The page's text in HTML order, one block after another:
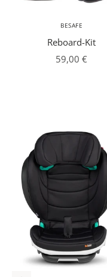
BESAFE
Reboard-Kit
Angebot
59,00 €